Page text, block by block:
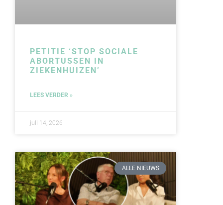
PETITIE ‘STOP SOCIALE
ABORTUSSEN IN
ZIEKENHUIZEN’
LEES VERDER »
juli 14, 2026
ALLE NIEUWS